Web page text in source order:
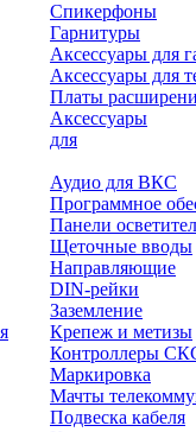
Спикерфоны
Гарнитуры
Аксессуары для
Аксессуары для
Платы
Аксессуары
для
интерактивного
Аудио для ВКС
Программное
Панели
Щеточные вводы
Направляющие
DIN-рейки
Заземление
Крепеж и метизы
Контроллеры
Маркировка
Мачты
Подвеска кабеля